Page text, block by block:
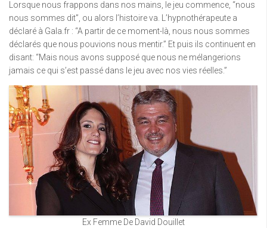
Lorsque nous frappons dans nos mains, le jeu commence, “nous
nous sommes dit”, ou alors l’histoire va. L’hypnothérapeute a
déclaré à Gala.fr : “A partir de ce moment-là, nous nous sommes
déclarés que nous pouvions nous mentir.” Et puis ils continuent en
disant: “Mais nous avons supposé que nous ne mélangerions
jamais ce qui s’est passé dans le jeu avec nos vies réelles.”
Ex Femme De David Douillet